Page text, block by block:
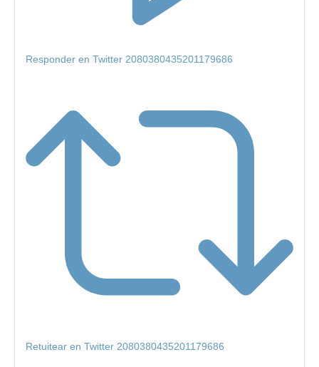
Responder en Twitter 2080380435201179686
Retuitear en Twitter 2080380435201179686